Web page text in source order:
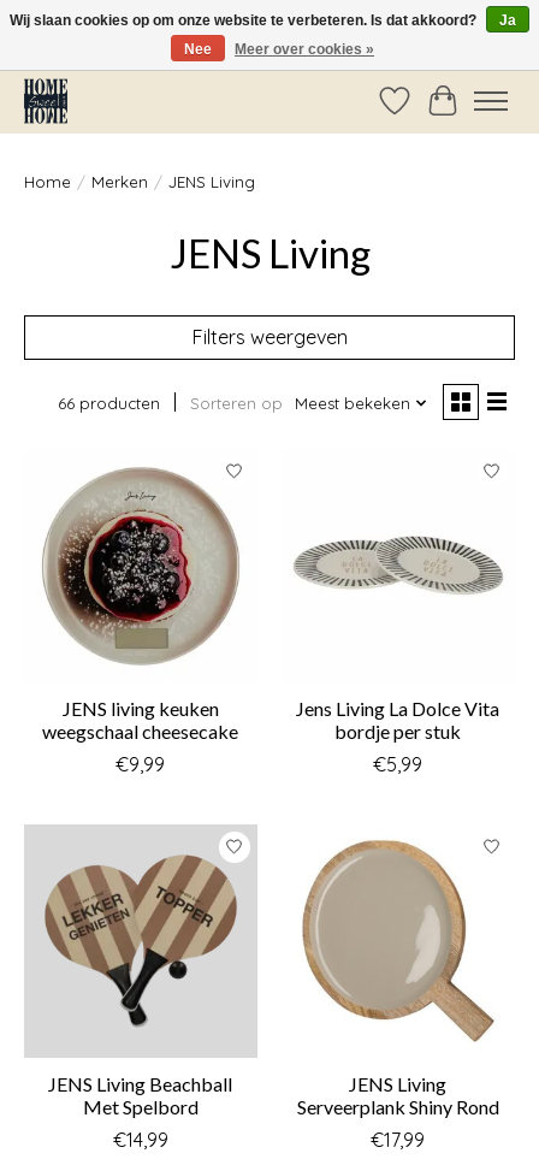
Vóór 14:00 besteld, dezelfde dag verzonden!
Verlanglijst
Home / Merken / JENS Living
JENS Living
Filters weergeven
66 producten Sorteren op Meest bekeken
JENS living keuken
weegschaal cheesecake
€9,99
Jens Living La Dolce Vita
bordje per stuk
€5,99
JENS Living Beachball
Met Spelbord
€14,99
JENS Living
Serveerplank Shiny Rond
€17,99
Wij slaan cookies op om onze website te verbeteren. Is dat akkoord?
Ja
Nee
Meer over cookies »